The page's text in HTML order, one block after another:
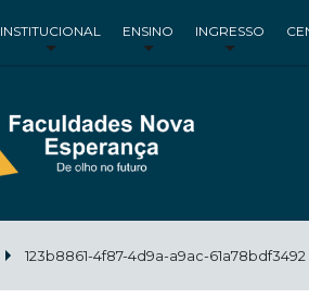
INSTITUCIONAL ENSINO INGRESSO
123b8861-4f87-4d9a-a9ac-61a78bdf3492